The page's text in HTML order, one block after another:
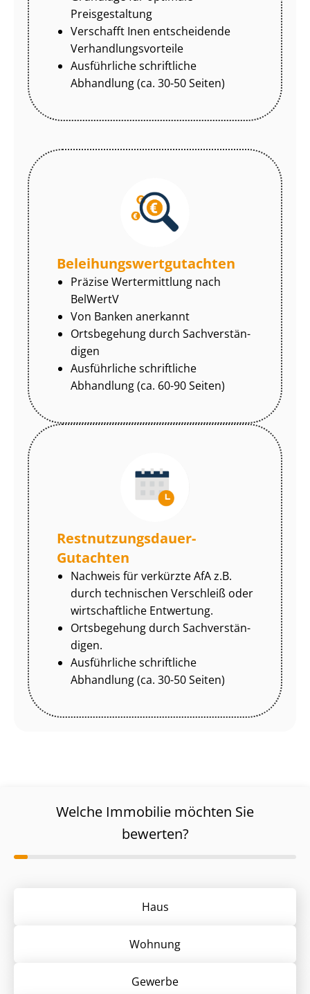
Preisgestaltung
Verschafft Inen entscheidende
Ver­hand­lungs­vor­tei­le
Ausführliche schriftliche
Abhandlung (ca. 30-50 Seiten)
Be­lei­hungs­wert­gut­ach­ten
Präzise Wertermittlung nach
BelWertV
Von Banken anerkannt
Ortsbegehung durch Sach­ver­stän­
di­gen
Ausführliche schriftliche
Abhandlung (ca. 60-90 Seiten)
Rest­nut­zungs­dau­er-
Gutachten
Nachweis für verkürzte AfA z.B.
durch technischen Verschleiß oder
wirtschaftliche Entwertung.
Ortsbegehung durch Sach­ver­stän­
di­gen.
Ausführliche schriftliche
Abhandlung (ca. 30-50 Seiten)
Welche Immobilie möchten Sie
bewerten?
Haus
Wohnung
Gewerbe